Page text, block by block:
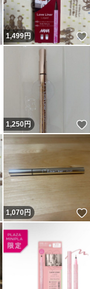
いいね！
1,499円
いいね！
1,250円
いいね！
1,070円